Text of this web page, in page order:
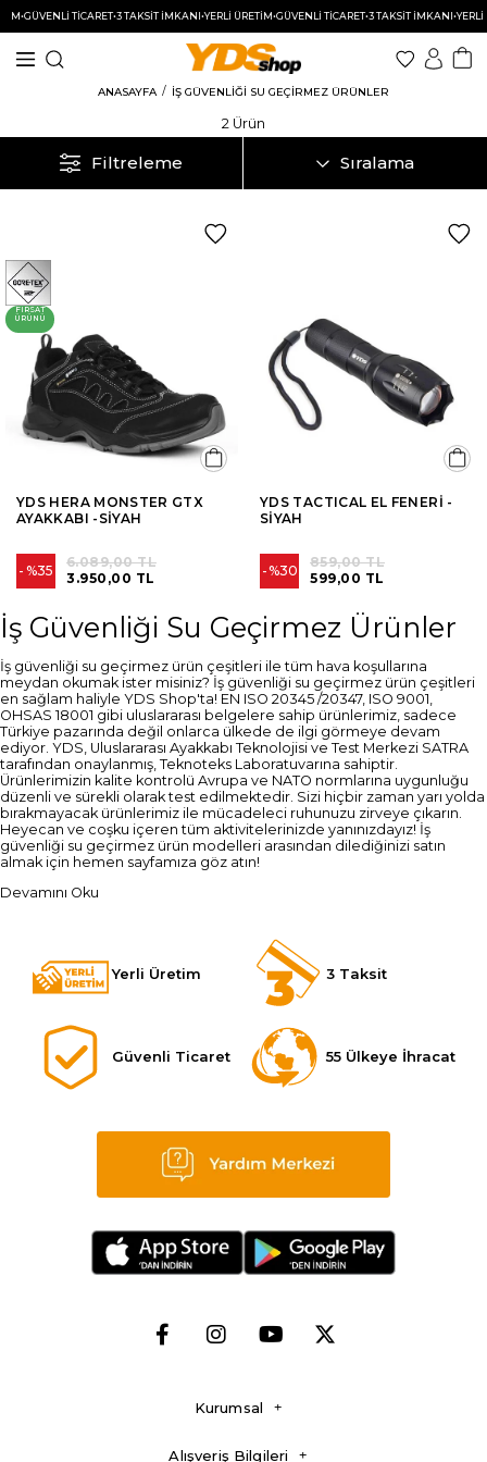
•GÜVENLİ TİCARET•3 TAKSİT İMKANI•YERLİ ÜRETİM•GÜVENLİ TİCARET•3 TAKSİT İMKANI•YERLİ
ANASAYFA İŞ GÜVENLİĞİ SU GEÇİRMEZ ÜRÜNLER
2 Ürün
Filtreleme Sıralama
YDS HERA MONSTER GTX
AYAKKABI -SİYAH
%35 3.950,00 TL
6.089,00 TL
FIRSAT
ÜRÜNÜ
YDS TACTICAL EL FENERİ -
SİYAH
%30 599,00 TL
859,00 TL
İş Güvenliği Su Geçirmez Ürünler
İş güvenliği su geçirmez ürün çeşitleri ile tüm hava koşullarına
meydan okumak ister misiniz? İş güvenliği su geçirmez ürün çeşitleri
en sağlam haliyle YDS Shop'ta! EN ISO 20345 /20347, ISO 9001,
OHSAS 18001 gibi uluslararası belgelere sahip ürünlerimiz, sadece
Türkiye pazarında değil onlarca ülkede de ilgi görmeye devam
ediyor. YDS, Uluslararası Ayakkabı Teknolojisi ve Test Merkezi SATRA
tarafından onaylanmış, Teknoteks Laboratuvarına sahiptir.
Ürünlerimizin kalite kontrolü Avrupa ve NATO normlarına uygunluğu
düzenli ve sürekli olarak test edilmektedir. Sizi hiçbir zaman yarı yolda
bırakmayacak ürünlerimiz ile mücadeleci ruhunuzu zirveye çıkarın.
Heyecan ve coşku içeren tüm aktivitelerinizde yanınızdayız! İş
güvenliği su geçirmez ürün modelleri arasından dilediğinizi satın
almak için hemen sayfamıza göz atın!
Devamını Oku
Yerli Üretim 3 Taksit
Güvenli Ticaret 55 Ülkeye İhracat
Kurumsal
Alışveriş Bilgileri